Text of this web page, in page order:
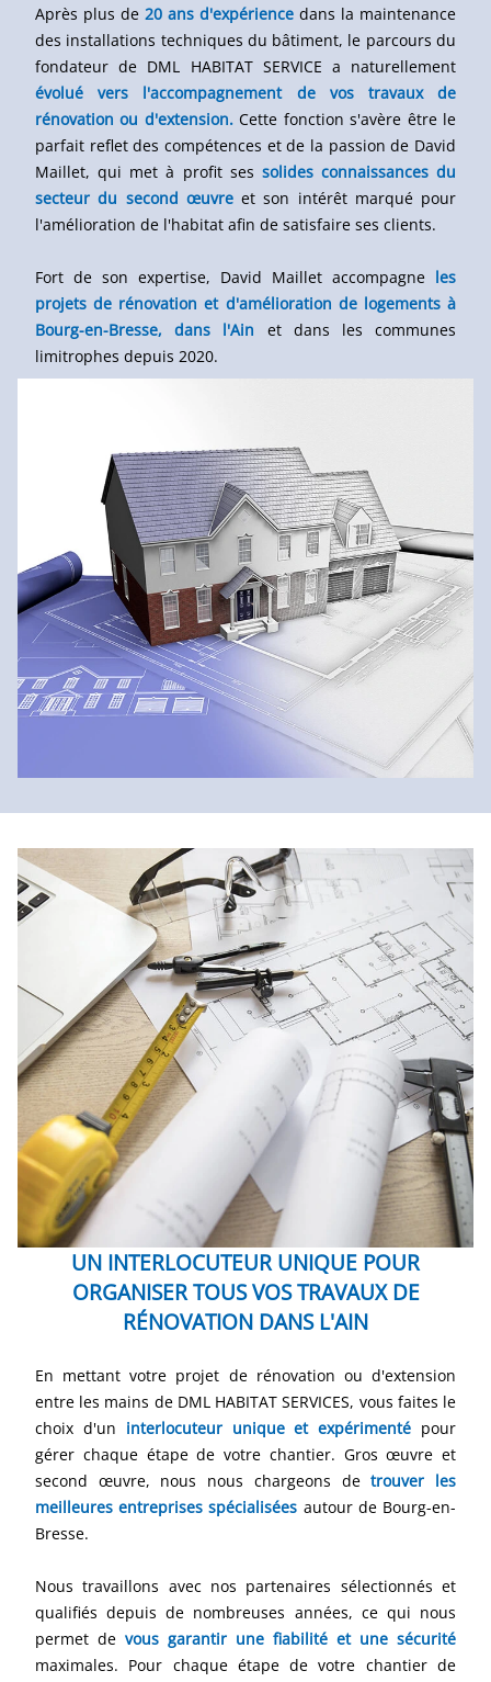
Après plus de 20 ans d'expérience dans la maintenance
des installations techniques du bâtiment, le parcours du
fondateur de DML HABITAT SERVICE a naturellement
évolué vers l'accompagnement de vos travaux de
rénovation ou d'extension.Cette fonction s'avère être le
parfait reflet des compétences et de la passion de David
Maillet, qui met à profit ses solides connaissances du
secteur du second œuvreet son intérêt marqué pour
l'amélioration de l'habitat afin de satisfaire ses clients.
Fort de son expertise, David Maillet accompagne les
projets de rénovation et d'amélioration de logements à
Bourg-en-Bresse, dans l'Ain et dans les communes
limitrophes depuis 2020.
UN INTERLOCUTEUR UNIQUE POUR
ORGANISER TOUS VOS TRAVAUX DE
RÉNOVATION DANS L'AIN
En mettant votre projet de rénovation ou d'extension
entre les mains de DML HABITAT SERVICES, vous faites le
choix d'un interlocuteur unique et expérimenté pour
gérer chaque étape de votre chantier. Gros œuvre et
second œuvre, nous nous chargeons detrouver les
meilleures entreprises spécialisées autour de Bourg-en-
Bresse.
Nous travaillons avec nos partenaires sélectionnés et
qualifiés depuis de nombreuses années, ce qui nous
permet de vous garantir une fiabilité et une sécurité
maximales. Pour chaque étape de votre chantier de